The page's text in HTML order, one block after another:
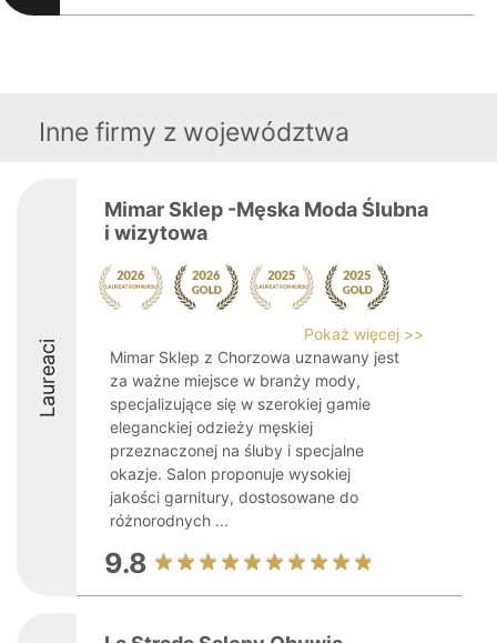
Inne firmy z województwa
Laureaci
Mimar Sklep -Męska Moda Ślubna
i wizytowa
Pokaż więcej >>
Mimar Sklep z Chorzowa uznawany jest
za ważne miejsce w branży mody,
specjalizujące się w szerokiej gamie
eleganckiej odzieży męskiej
przeznaczonej na śluby i specjalne
okazje. Salon proponuje wysokiej
jakości garnitury, dostosowane do
różnorodnych ...
9.8